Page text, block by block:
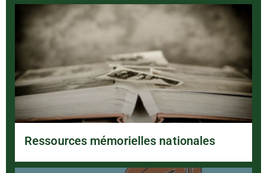
Ressources mémorielles nationales